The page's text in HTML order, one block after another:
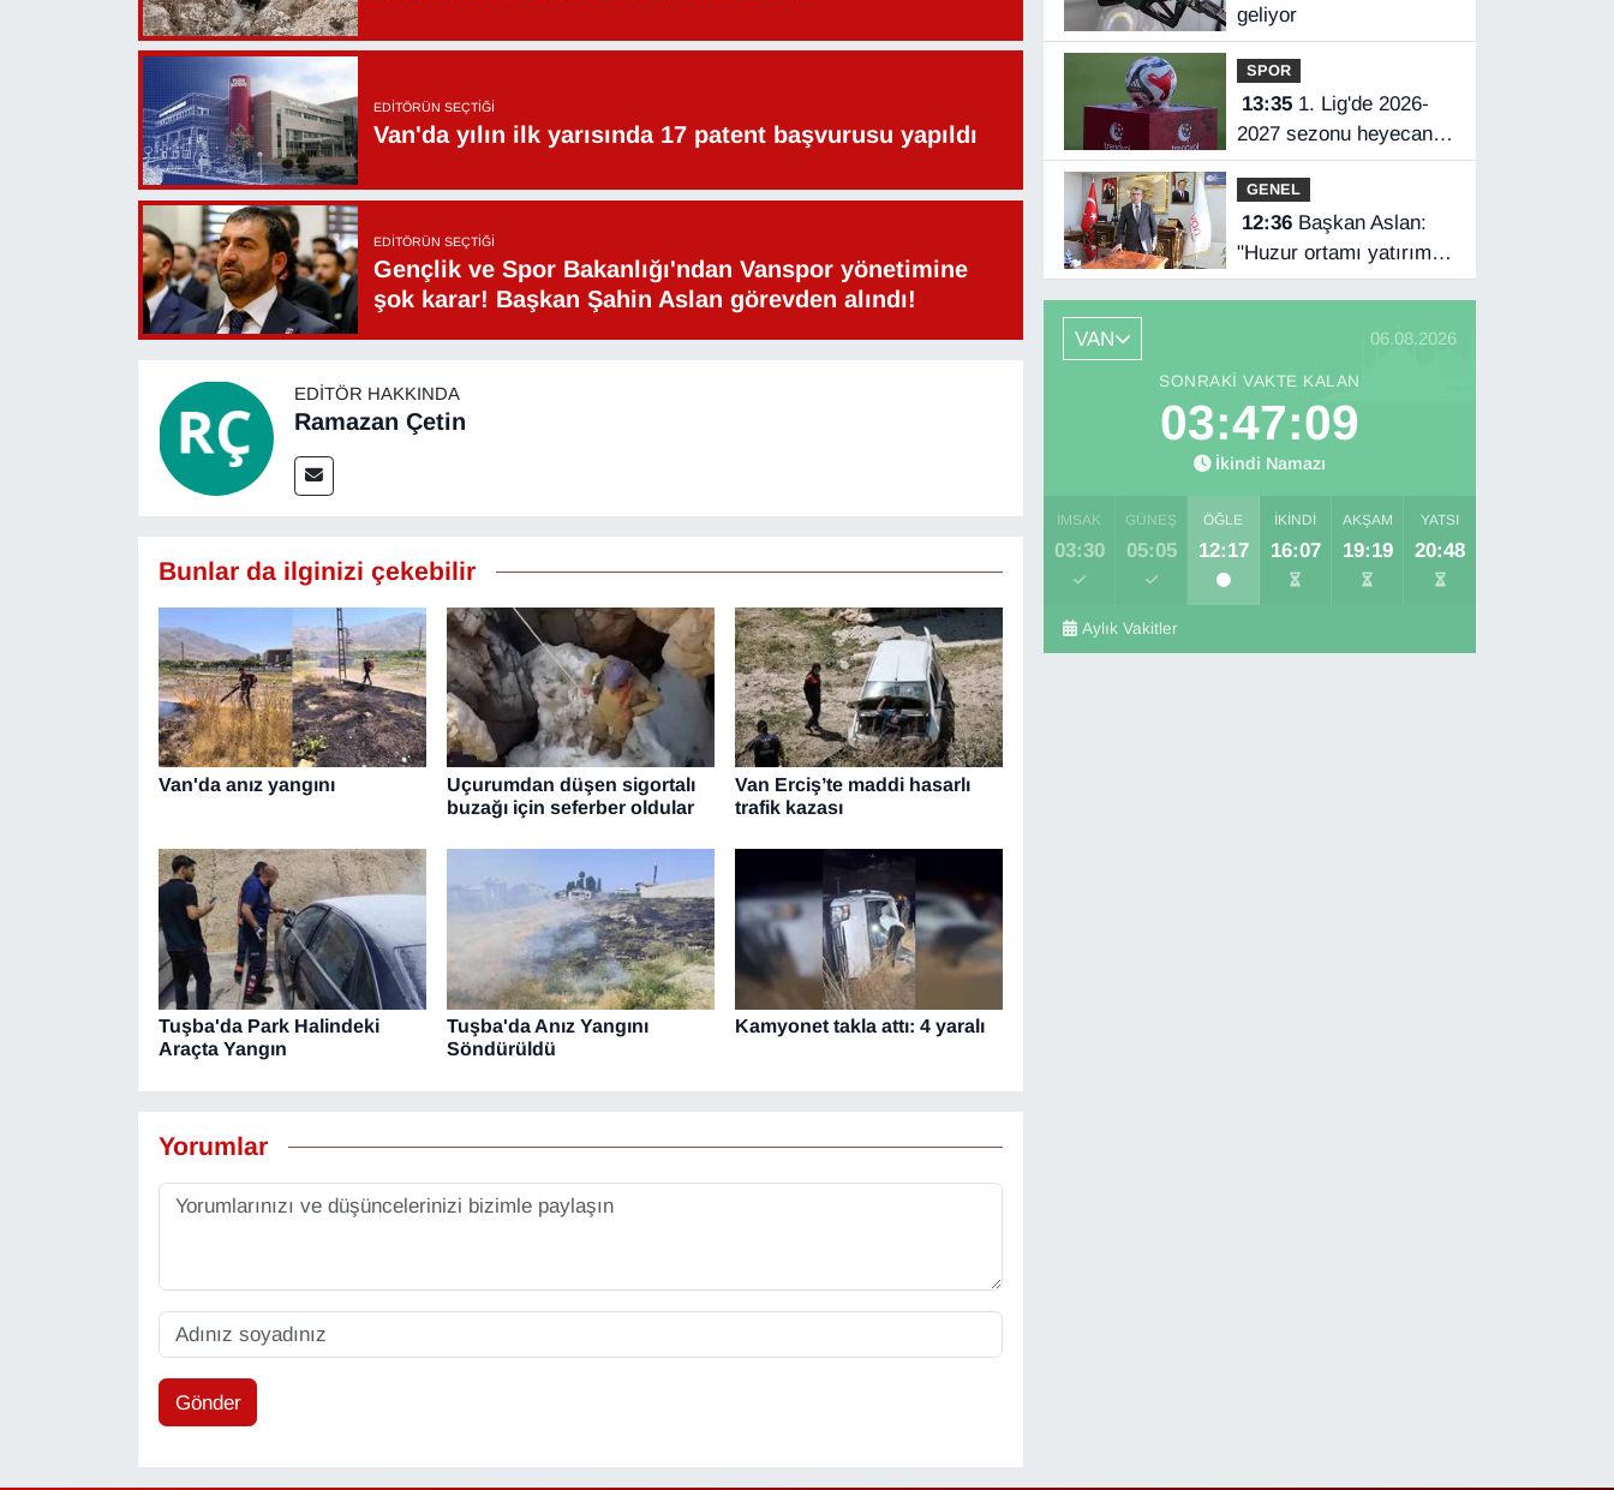
EDITÖRÜN SEÇTIĞI
Van'da yılın ilk yarısında 17 patent başvurusu yapıldı
EDITÖRÜN SEÇTIĞI
Gençlik ve Spor Bakanlığı'ndan Vanspor yönetimine
şok karar! Başkan Şahin Aslan görevden alındı!
EDITÖR HAKKINDA
Ramazan Çetin
Bunlar da ilginizi çekebilir
Van'da anız yangını
Uçurumdan düşen sigortalı
buzağı için seferber oldular
Van Erciş’te maddi hasarlı
trafik kazası
Tuşba'da Park Halindeki
Araçta Yangın
Tuşba'da Anız Yangını
Söndürüldü
Kamyonet takla attı: 4 yaralı
Yorumlar
Gönder
geliyor
SPOR
13:351. Lig'de 2026-
2027 sezonu heyecanı
yarın başlayacak
GENEL
12:36Başkan Aslan:
"Huzur ortamı yatırımın
en büyük güvencesidir"
VAN 06.08.2026
SONRAKI VAKTE KALAN
03:47:08
İkindi Namazı
İMSAK
03:30
GÜNEŞ
05:05
ÖĞLE
12:17
İKINDI
16:07
AKŞAM
19:19
YATSI
20:48
Aylık Vakitler
TEKNOLOJİ
VAN'DA SPOR